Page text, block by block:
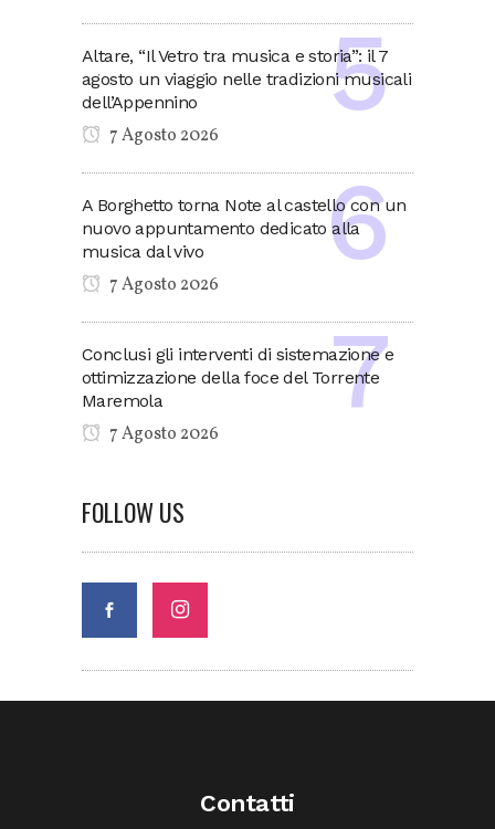
Altare, “Il Vetro tra musica e storia”: il 7
agosto un viaggio nelle tradizioni musicali
dell’Appennino
7 Agosto 2026
A Borghetto torna Note al castello con un
nuovo appuntamento dedicato alla
musica dal vivo
7 Agosto 2026
Conclusi gli interventi di sistemazione e
ottimizzazione della foce del Torrente
Maremola
7 Agosto 2026
FOLLOW US
Contatti